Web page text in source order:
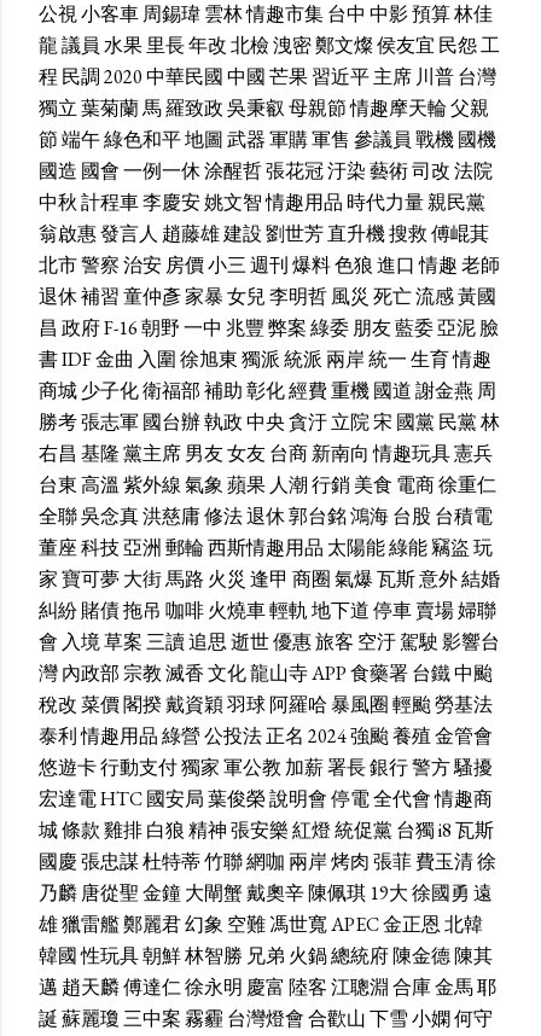
公視小客車周錫瑋雲林情趣市集台中 中影預算林佳
龍議員 水果里長年改北檢洩密鄭文燦侯友宜 民怨工
程 民調2020中華民國中國芒果習近平主席 川普台灣
獨立葉菊蘭馬羅致政吳秉叡母親節情趣摩天輪父親
節端午綠色和平地圖武器軍購軍售 參議員 戰機國機
國造 國會一例一休涂醒哲張花冠汙染藝術司改法院
中秋計程車李慶安姚文智情趣用品 時代力量親民黨
翁啟惠發言人 趙藤雄建設劉世芳直升機搜救傅崐萁
北市警察治安房價小三週刊爆料色狼進口 情趣老師
退休補習童仲彥家暴女兒李明哲風災 死亡流感黃國
昌 政府F-16朝野一中 兆豐弊案綠委朋友藍委亞泥臉
書IDF金曲 入圍徐旭東獨派統派 兩岸統一生育情趣
商城少子化衛福部補助彰化經費重機國道謝金燕 周
勝考張志軍國台辦執政中央貪汙立院宋 國黨民黨林
右昌 基隆黨主席男友女友台商新南向 情趣玩具憲兵
台東高溫 紫外線氣象蘋果 人潮行銷美食 電商徐重仁
全聯吳念真洪慈庸修法退休郭台銘鴻海台股 台積電
董座科技亞洲 郵輪西斯情趣用品 太陽能綠能竊盜玩
家寶可夢大街馬路 火災 逢甲 商圈氣爆瓦斯意外結婚
糾紛賭債拖吊 咖啡火燒車輕軌地下道停車賣場婦聯
會 入境草案三讀追思逝世優惠旅客 空汙駕駛影響台
灣內政部宗教滅香文化龍山寺APP食藥署台鐵中颱
稅改菜價閣揆戴資穎羽球阿羅哈暴風圈輕颱勞基法
泰利情趣用品綠營公投法正名 2024強颱養殖金管會
悠遊卡行動支付獨家軍公教 加薪署長銀行警方騷擾
宏達電HTC國安局葉俊榮說明會停電全代會情趣商
城條款雞排白狼精神張安樂紅燈統促黨台獨i8瓦斯
國慶張忠謀杜特蒂竹聯網咖 兩岸烤肉張菲費玉清徐
乃麟唐從聖金鐘大閘蟹戴奧辛陳佩琪 19大徐國勇 遠
雄獵雷艦鄭麗君幻象 空難馮世寬APEC金正恩北韓
韓國性玩具朝鮮林智勝 兄弟 火鍋總統府陳金德陳其
邁 趙天麟傅達仁徐永明 慶富 陸客江聰淵 合庫金馬耶
誕蘇麗瓊三中案霧霾 台灣燈會合歡山下雪小嫻何守